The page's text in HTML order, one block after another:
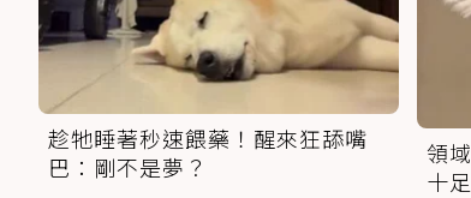
趁牠睡著秒速餵藥！醒來狂舔嘴
巴：剛不是夢？
領
十足